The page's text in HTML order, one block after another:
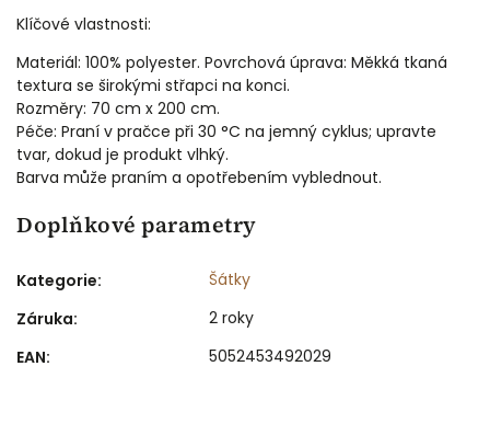
Klíčové vlastnosti:
Materiál: 100% polyester. Povrchová úprava: Měkká tkaná
textura se širokými střapci na konci.
Rozměry: 70 cm x 200 cm.
Péče: Praní v pračce při 30 °C na jemný cyklus; upravte
tvar, dokud je produkt vlhký.
Barva může praním a opotřebením vyblednout.
Doplňkové parametry
Kategorie:
Šátky
Záruka:
2 roky
EAN: 5052453492029